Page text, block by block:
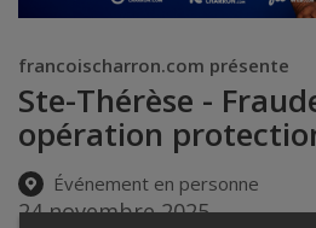
francoischarron.com présente
Ste-Thérèse -
opération
Événement en personne
24 novembre 2025